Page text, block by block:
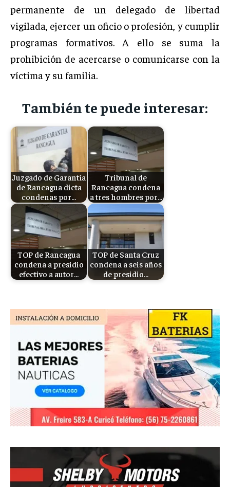
permanente de un delegado de libertad
vigilada, ejercer un oficio o profesión, y cumplir
programas formativos. A ello se suma la
prohibición de acercarse o comunicarse con la
víctima y su familia.
También te puede interesar:
Juzgado de Garantía
de Rancagua dicta
condenas por…
Tribunal de
Rancagua condena
a tres hombres por…
TOP de Rancagua
condena a presidio
efectivo a autor…
TOP de Santa Cruz
condena a seis años
de presidio…